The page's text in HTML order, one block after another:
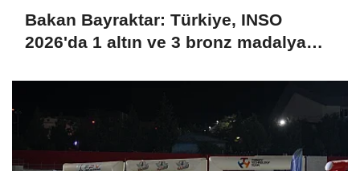
Bakan Bayraktar: Türkiye, INSO
2026'da 1 altın ve 3 bronz madalya
bir giriş yaptı